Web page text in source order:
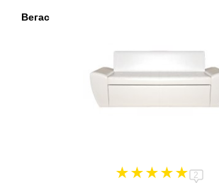
Вегас
2